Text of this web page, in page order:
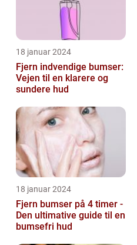
18 januar 2024
Fjern indvendige bumser:
Vejen til en klarere og
sundere hud
18 januar 2024
Fjern bumser på 4 timer -
Den ultimative guide til en
bumsefri hud